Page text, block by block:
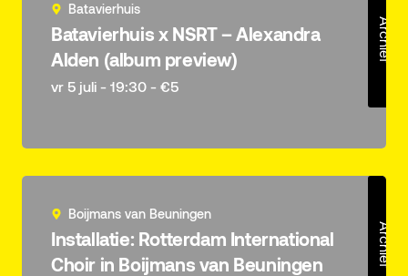
Archief
Batavierhuis
Batavierhuis x NSRT – Alexandra
Alden (album preview)
vr 5 juli - 19:30 - €5
Archief
Boijmans van Beuningen
Installatie: Rotterdam International
Choir in Boijmans van Beuningen